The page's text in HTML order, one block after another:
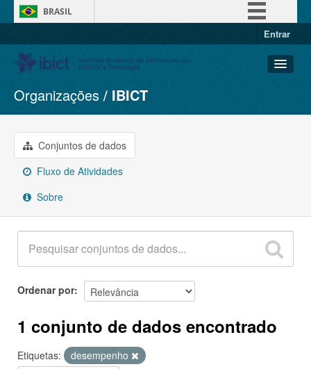
BRASIL
Entrar
Conjuntos de dados
Organizações
Grupos
Sobre
Organizações IBICT
Conjuntos de dados
Fluxo de Atividades
Sobre
Ordenar por
1 conjunto de dados encontrado
Etiquetas:
desempenho